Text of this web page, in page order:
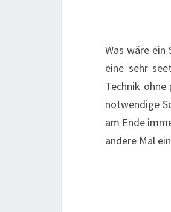
Was wäre ein
eine sehr
Technik
notwendige
am Ende
andere Mal